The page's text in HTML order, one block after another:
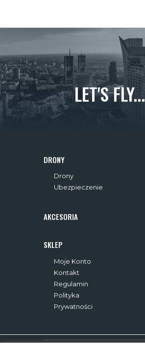
LET'S FLY...
DRONY
Drony
Ubezpieczenie
AKCESORIA
SKLEP
Moje Konto
Kontakt
Regulamin
Polityka
Prywatności